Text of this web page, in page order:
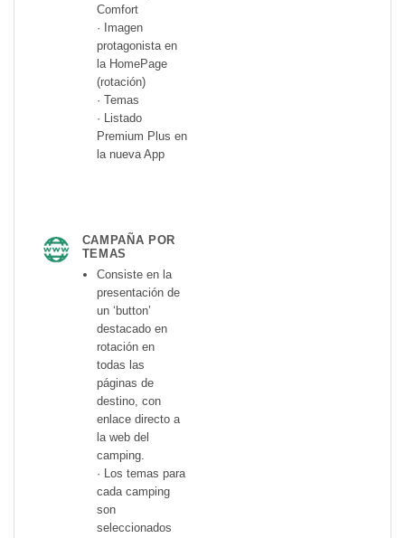
Comfort
· Imagen
protagonista en
la HomePage
(rotación)
· Temas
· Listado
Premium Plus en
la nueva App
CAMPAÑA POR
TEMAS
Consiste en la
presentación de
un ‘button’
destacado en
rotación en
todas las
páginas de
destino, con
enlace directo a
la web del
camping.
· Los temas para
cada camping
son
seleccionados